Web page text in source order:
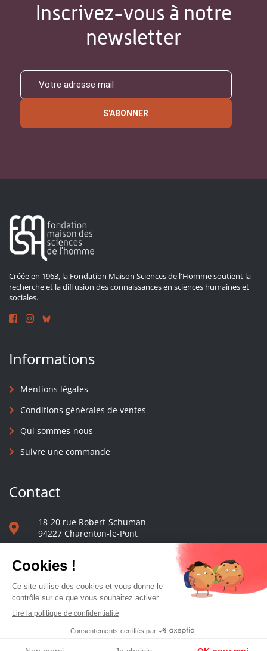
Inscrivez-vous à notre
newsletter
S'ABONNER
Créée en 1963, la Fondation Maison Sciences de l'Homme soutient la
recherche et la diffusion des connaissances en sciences humaines et
sociales.
Informations
Mentions légales
Conditions générales de ventes
Qui sommes-nous
Suivre une commande
Contact
18-20 rue Robert-Schuman
94227 Charenton-le-Pont